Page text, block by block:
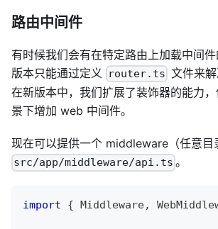
路由中间件
有时候我们会有在特定路由上加载中间
版本只能通过定义
router.ts 文件来
在新版本中，我们扩展了装饰器的能力
景下增加 web 中间件。
现在可以提供一个 middleware（任意目
src/app/middleware/api.ts 。
import { Middleware,